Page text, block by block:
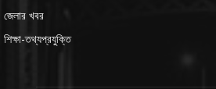
জেলার খবর
শিক্ষা-তথ্যপ্রযুক্তি